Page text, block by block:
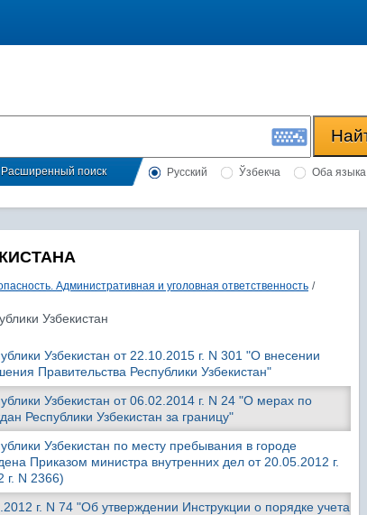
Расширенный поиск Русский Ўзбекча Оба языка
Административная и уголовная ответственность /
Узбекистан
Узбекистан от 22.10.2015 г. N 301 "О внесении
Правительства Республики Узбекистан"
Узбекистан от 06.02.2014 г. N 24 "О мерах по
Республики Узбекистан за границу"
Узбекистан по месту пребывания в городе
Приказом министра внутренних дел от 20.05.2012 г.
N 2366)
г. N 74 "Об утверждении Инструкции о порядке учета